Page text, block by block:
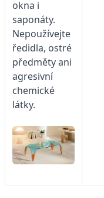
okna i
saponáty.
Nepoužívejte
ředidla, ostré
předměty ani
agresivní
chemické
látky.